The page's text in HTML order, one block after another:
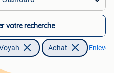
votre recherche
Achat Enlever